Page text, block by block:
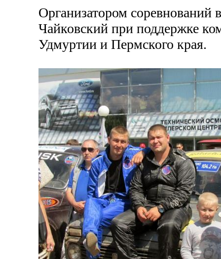
Организатором соревнований
Чайковский при поддержке
Удмуртии и Пермского края.